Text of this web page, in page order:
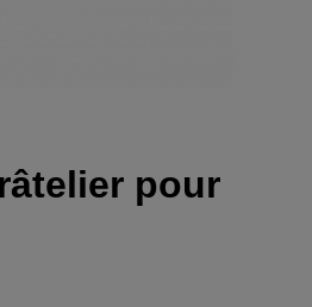
pour